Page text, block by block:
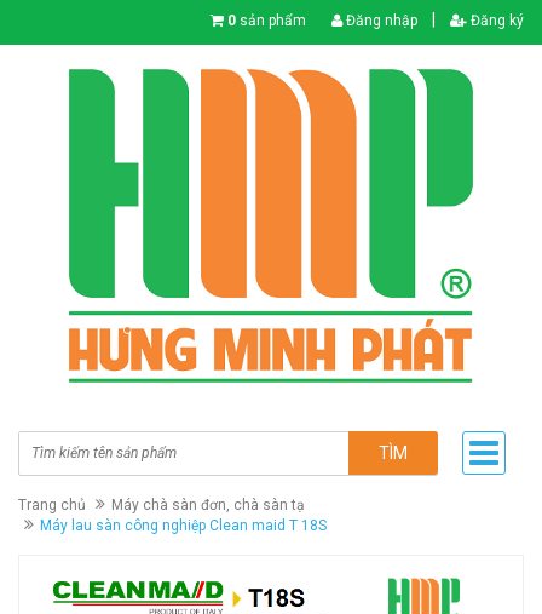
0 sản phẩm Đăng nhập Đăng ký
TÌM
Trang chủ
Máy chà sàn đơn, chà sàn tạ
Máy lau sàn công nghiệp Clean maid T 18S